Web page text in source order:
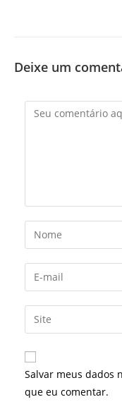
Deixe um
Comentário
Digite
seu
nome
ou
de
usuário
para
comentar
Digite
seu
endereço
de
mail
para
comentar
Digite
o
URL
do
site
Salvar meus dados
que eu comentar.